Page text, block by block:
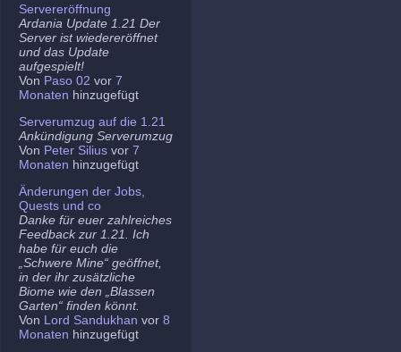
Servereröffnung
Ardania Update 1.21 Der
Server ist wiedereröffnet
und das Update
aufgespielt!
Von Paso 02 vor 7
Monaten hinzugefügt
Serverumzug auf die 1.21
Ankündigung Serverumzug
Von Peter Silius vor 7
Monaten hinzugefügt
Änderungen der Jobs,
Quests und co
Danke für euer zahlreiches
Feedback zur 1.21. Ich
habe für euch die
„Schwere Mine“ geöffnet,
in der ihr zusätzliche
Biome wie den „Blassen
Garten“ finden könnt.
Von Lord Sandukhan vor 8
Monaten hinzugefügt